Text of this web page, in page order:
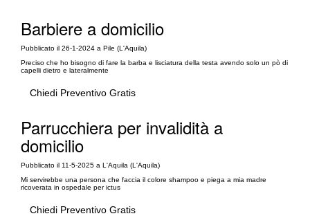
Barbiere a domicilio
Pubblicato il 26-1-2024 a Pile (L'Aquila)
Preciso che ho bisogno di fare la barba e lisciatura della testa avendo solo un pò di
capelli dietro e lateralmente
Chiedi Preventivo Gratis
Parrucchiera per invalidità a
domicilio
Pubblicato il 11-5-2025 a L'Aquila (L'Aquila)
Mi servirebbe una persona che faccia il colore shampoo e piega a mia madre
ricoverata in ospedale per ictus
Chiedi Preventivo Gratis